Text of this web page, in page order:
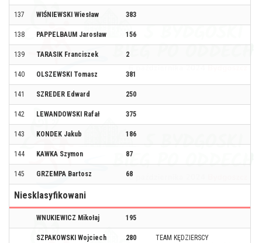
137 WIŚNIEWSKI Wiesław 383
138 PAPPELBAUM Jarosław 156
139 TARASIK Franciszek 2
140 OLSZEWSKI Tomasz 381
141 SZREDER Edward 250
142 LEWANDOWSKI Rafał 375
143 KONDEK Jakub 186
144 KAWKA Szymon 87
145 GRZEMPA Bartosz 68
Niesklasyfikowani
WNUKIEWICZ Mikołaj 195
SZPAKOWSKI Wojciech 280 TEAM KĘDZIERSCY